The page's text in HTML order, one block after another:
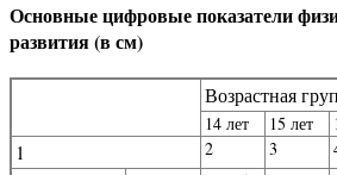
Основные цифровые показатели
развития (в см)
Возрастная
14 лет 15 лет
1 2 3